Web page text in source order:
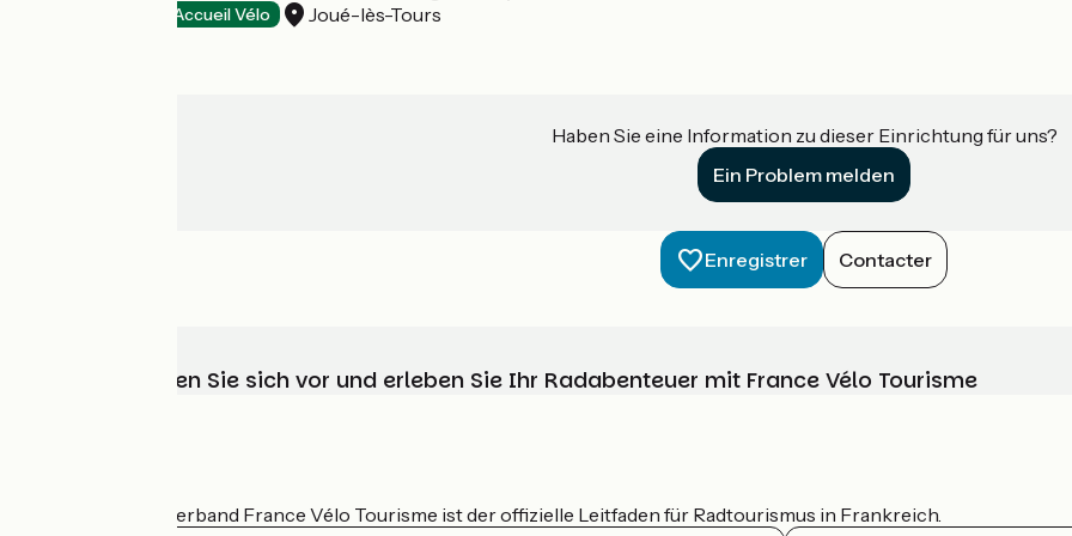
Accueil Vélo Joué-lès-Tours
Haben Sie eine Information zu dieser Einrichtung für uns?
Ein Problem melden
Enregistrer Contacter
Wählen, bereiten Sie sich vor und erleben Sie Ihr Radabenteuer mit France Vélo Tourisme
Der nationale Verband France Vélo Tourisme ist der offizielle Leitfaden für Radtourismus in Frankreich.